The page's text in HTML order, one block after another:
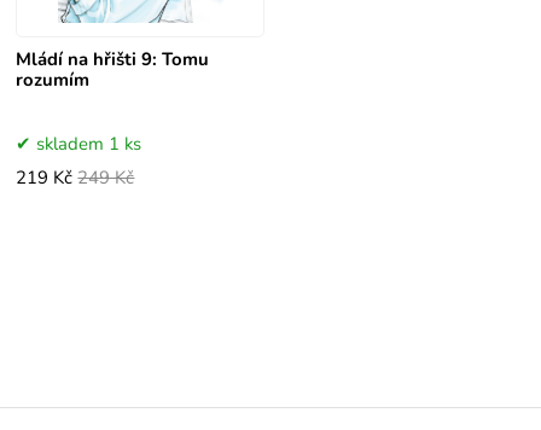
Mládí na hřišti 9: Tomu
rozumím
skladem 1 ks
219 Kč 249 Kč